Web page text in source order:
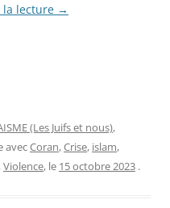
lecture →
(Les Juifs et nous),
avecCoran,Crise, islam,
,Violence, le 15 octobre 2023 .